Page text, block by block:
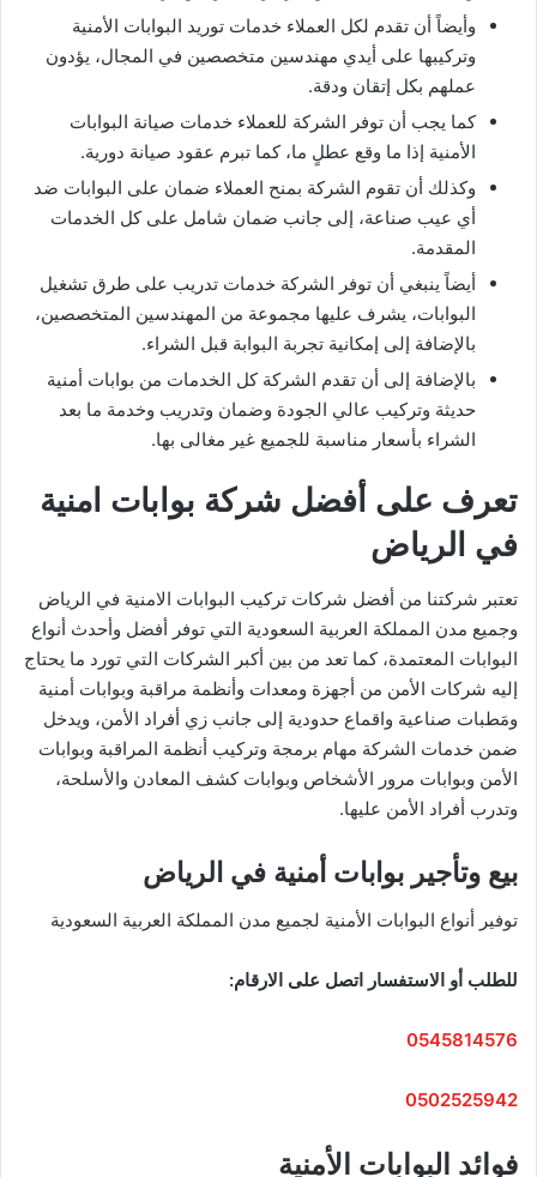
وأيضاً أن تقدم لكل العملاء خدمات توريد البوابات الأمنية
وتركيبها على أيدي مهندسين متخصصين في المجال، يؤدون
عملهم بكل إتقان ودقة.
كما يجب أن توفر الشركة للعملاء خدمات صيانة البوابات
الأمنية إذا ما وقع عطلٍ ما، كما تبرم عقود صيانة دورية.
وكذلك أن تقوم الشركة بمنح العملاء ضمان على البوابات ضد
أي عيب صناعة، إلى جانب ضمان شامل على كل الخدمات
المقدمة.
أيضاً ينبغي أن توفر الشركة خدمات تدريب على طرق تشغيل
البوابات، يشرف عليها مجموعة من المهندسين المتخصصين،
بالإضافة إلى إمكانية تجربة البوابة قبل الشراء.
بالإضافة إلى أن تقدم الشركة كل الخدمات من بوابات أمنية
حديثة وتركيب عالي الجودة وضمان وتدريب وخدمة ما بعد
الشراء بأسعار مناسبة للجميع غير مغالى بها.
تعرف على أفضل شركة بوابات امنية
في الرياض
تعتبر شركتنا من أفضل شركات تركيب البوابات الامنية في الرياض
وجميع مدن المملكة العربية السعودية التي توفر أفضل وأحدث أنواع
البوابات المعتمدة، كما تعد من بين أكبر الشركات التي تورد ما يحتاج
إليه شركات الأمن من أجهزة ومعدات وأنظمة مراقبة وبوابات أمنية
ومَطبات صناعية واقماع حدودية إلى جانب زي أفراد الأمن، ويدخل
ضمن خدمات الشركة مهام برمجة وتركيب أنظمة المراقبة وبوابات
الأمن وبوابات مرور الأشخاص وبوابات كشف المعادن والأسلحة،
وتدرب أفراد الأمن عليها.
بيع وتأجير بوابات أمنية في الرياض
توفير أنواع البوابات الأمنية لجميع مدن المملكة العربية السعودية
للطلب أو الاستفسار اتصل على الارقام:
0545814576
0502525942
فوائد البوابات الأمنية